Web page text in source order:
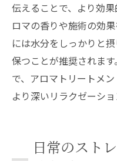
伝えることで、より効
ロマの香りや施術の効
には水分をしっかりと
保つことが推奨されま
で、アロマトリートメ
より深いリラクゼーシ
日常のスト